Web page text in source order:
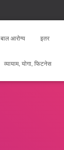
बाल आरोग्य इतर
व्यायाम, योगा, फिटनेस